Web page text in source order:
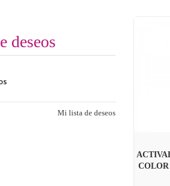
deseos
Mi lista de deseos